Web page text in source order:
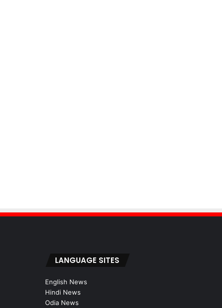
LANGUAGE SITES
English News
Hindi News
Odia News